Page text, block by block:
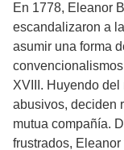
En 1778, Eleanor
escandalizaron a
asumir una forma
XVIII. Huyendo
abusivos, deciden
mutua compañía.
frustrados,